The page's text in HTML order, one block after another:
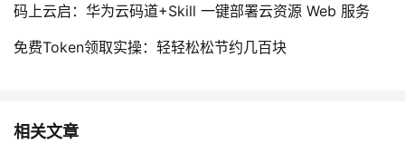
码上云启：华为云码道+Skill 一键部署云资源 Web 服务
免费Token领取实操：轻轻松松节约几百块
相关文章